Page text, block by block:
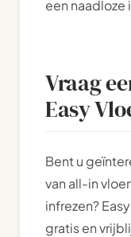
een
Vraag
Easy
Bent u
van all-in
infrezen?
gratis en